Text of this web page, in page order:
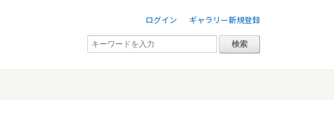
ログイン ギャラリー新規登録